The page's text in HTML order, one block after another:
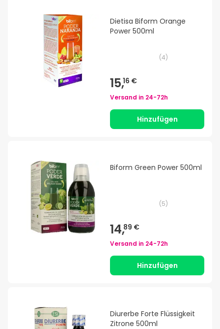
Dietisa Biform Orange
Power 500ml
(4)
15,16 €
Versand in 24-72h
Hinzufügen
Biform Green Power 500ml
(5)
14,89 €
Versand in 24-72h
Hinzufügen
Diurerbe Forte Flüssigkeit
Zitrone 500ml